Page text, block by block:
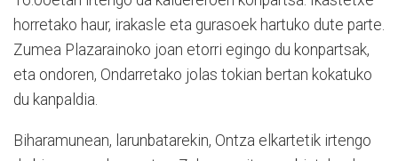
horretako haur, irakasle eta gurasoek hartuko dute parte.
Zumea Plazarainoko joan etorri egingo du konpartsak,
eta ondoren, Ondarretako jolas tokian bertan kokatuko
du kanpaldia.
Biharamunean, larunbatarekin, Ontza elkartetik irtengo